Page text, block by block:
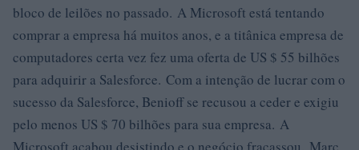
bloco de leilões no passado. A Microsoft está tentando
comprar a empresa há muitos anos, e a titânica empresa de
computadores certa vez fez uma oferta de US $ 55 bilhões
para adquirir a Salesforce. Com a intenção de lucrar com o
sucesso da Salesforce, Benioff se recusou a ceder e exigiu
pelo menos US $ 70 bilhões para sua empresa. A